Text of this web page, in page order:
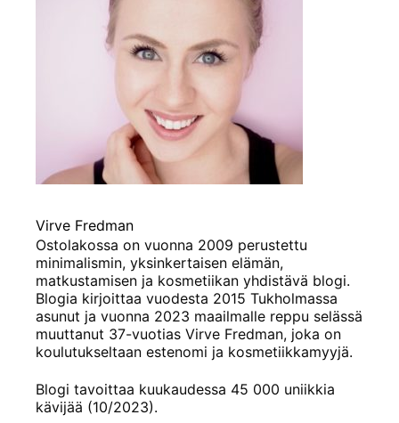
Virve Fredman
Ostolakossa on vuonna 2009 perustettu
minimalismin, yksinkertaisen elämän,
matkustamisen ja kosmetiikan yhdistävä blogi.
Blogia kirjoittaa vuodesta 2015 Tukholmassa
asunut ja vuonna 2023 maailmalle reppu selässä
muuttanut 37-vuotias Virve Fredman, joka on
koulutukseltaan estenomi ja kosmetiikkamyyjä.
Blogi tavoittaa kuukaudessa 45 000 uniikkia
kävijää (10/2023).